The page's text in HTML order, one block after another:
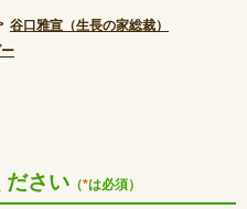
谷口雅宣（生長の家総裁）
ださい （*は必須）